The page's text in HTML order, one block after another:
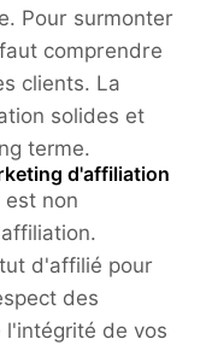
Pour surmonter
comprendre
clients. La
solides et
terme.
d'affiliation
non
d'affilié pour
des
de vos